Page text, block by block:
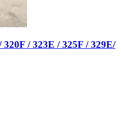
/ 323E / 325F / 329E/